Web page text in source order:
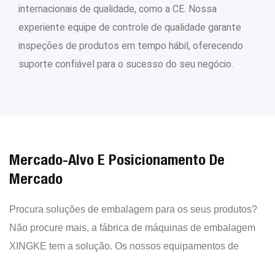
internacionais de qualidade, como a CE. Nossa
experiente equipe de controle de qualidade garante
inspeções de produtos em tempo hábil, oferecendo
suporte confiável para o sucesso do seu negócio.
Mercado-Alvo E Posicionamento De
Mercado
Procura soluções de embalagem para os seus produtos?
Não procure mais, a fábrica de máquinas de embalagem
XINGKE tem a solução. Os nossos equipamentos de